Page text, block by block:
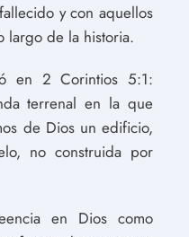
y con aquellos
largo de la historia.
en 2 Corintios 5:1:
terrenal en la que
de Dios un edificio,
no construida por
en Dios como